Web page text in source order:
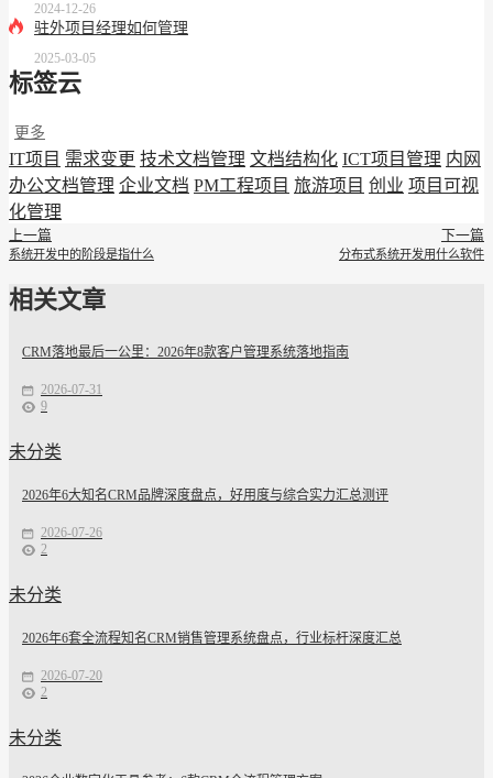
2024-12-26
驻外项目经理如何管理
2025-03-05
标签云
更多
IT项目 需求变更 技术文档管理 文档结构化 ICT项目管理 内网
办公文档管理 企业文档 PM工程项目 旅游项目 创业 项目可视
化管理
上一篇
系统开发中的阶段是指什么
下一篇
分布式系统开发用什么软件
相关文章
CRM落地最后一公里：2026年8款客户管理系统落地指南
2026-07-31
9
未分类
2026年6大知名CRM品牌深度盘点，好用度与综合实力汇总测评
2026-07-26
2
未分类
2026年6套全流程知名CRM销售管理系统盘点，行业标杆深度汇总
2026-07-20
2
未分类